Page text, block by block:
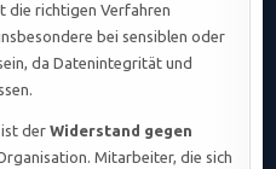
die richtigen Verfahren
bei sensiblen oder
da Datenintegrität und
ist derWiderstand gegen
Mitarbeiter, die sich